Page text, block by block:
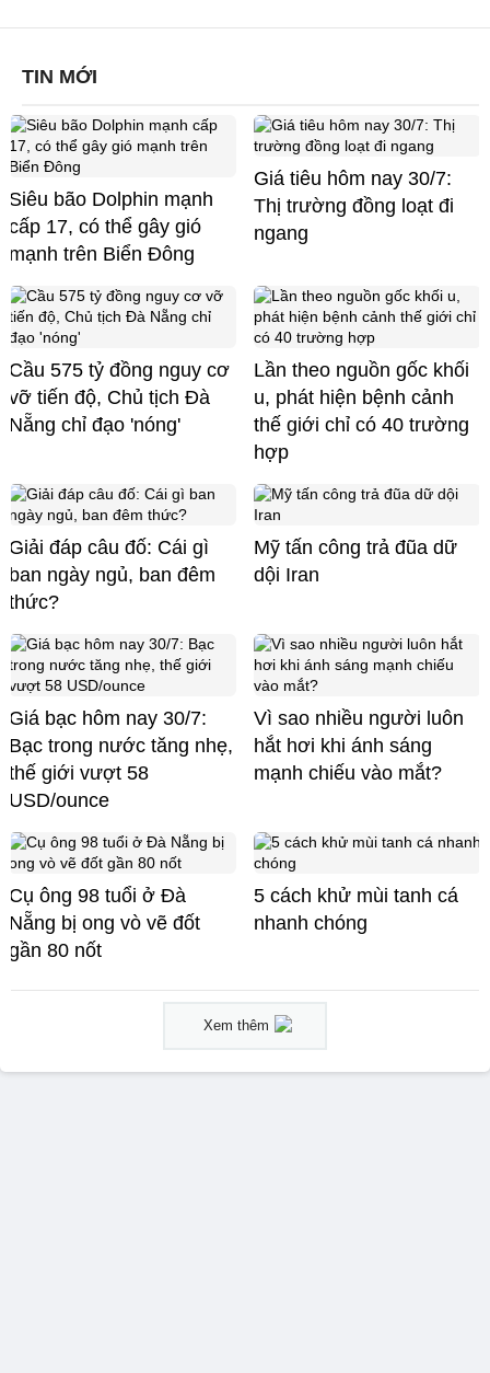
TIN MỚI
Siêu bão Dolphin mạnh
cấp 17, có thể gây gió
mạnh trên Biển Đông
Giá tiêu hôm nay 30/7:
Thị trường đồng loạt đi
ngang
Cầu 575 tỷ đồng nguy cơ
vỡ tiến độ, Chủ tịch Đà
Nẵng chỉ đạo 'nóng'
Lần theo nguồn gốc khối
u, phát hiện bệnh cảnh
thế giới chỉ có 40 trường
hợp
Giải đáp câu đố: Cái gì
ban ngày ngủ, ban đêm
thức?
Mỹ tấn công trả đũa dữ
dội Iran
Giá bạc hôm nay 30/7:
Bạc trong nước tăng nhẹ,
thế giới vượt 58
USD/ounce
Vì sao nhiều người luôn
hắt hơi khi ánh sáng
mạnh chiếu vào mắt?
Cụ ông 98 tuổi ở Đà
Nẵng bị ong vò vẽ đốt
gần 80 nốt
5 cách khử mùi tanh cá
nhanh chóng
Xem thêm